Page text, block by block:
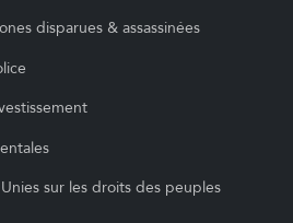
disparues & assassinées
sur les droits des peuples